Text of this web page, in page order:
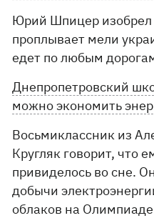
Юрий Шпицер изобрел
проплывает мели
едет по любым
Днепропетровский
можно экономить
Восьмиклассник из
Кругляк говорит, что
привиделось во сне.
добычи
облаков на